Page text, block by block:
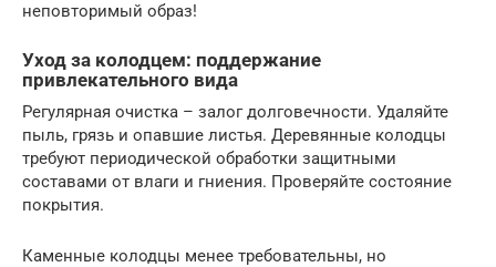
неповторимый образ!
Уход за колодцем: поддержание
привлекательного вида
Регулярная очистка – залог долговечности. Удаляйте
пыль, грязь и опавшие листья. Деревянные колодцы
требуют периодической обработки защитными
составами от влаги и гниения. Проверяйте состояние
покрытия.
Каменные колодцы менее требовательны, но